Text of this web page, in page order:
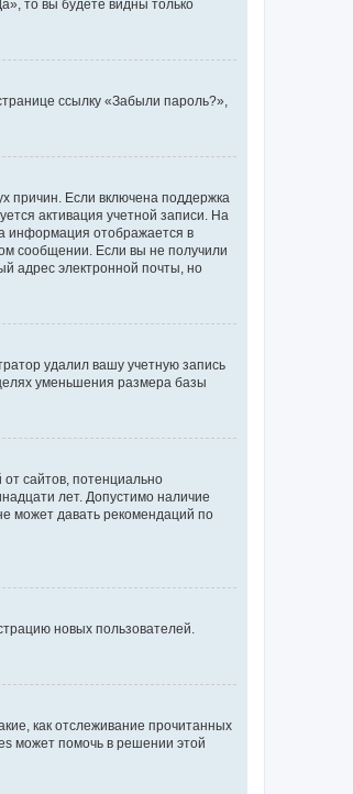
то вы будете видны только
ссылку «Забыли пароль?»,
причин. Если включена поддержка
активация учетной записи. На
информация отображается в
сообщении. Если вы не получили
адрес электронной почты, но
удалил вашу учетную запись
уменьшения размера базы
сайтов, потенциально
лет. Допустимо наличие
может давать рекомендаций по
новых пользователей.
как отслеживание прочитанных
может помочь в решении этой